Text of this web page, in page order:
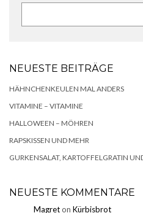
NEUESTE BEITRÄGE
HÄHNCHENKEULEN MAL ANDERS
VITAMINE – VITAMINE
HALLOWEEN – MÖHREN
RAPSKISSEN UND MEHR
GURKENSALAT, KARTOFFELGRATIN
NEUESTE KOMMENTARE
Magreton Kürbisbrot